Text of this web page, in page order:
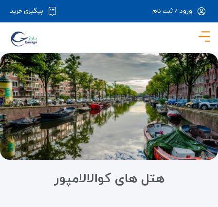
در حال حاضر ارتباط با سرور قطع می باشد لطفا
پیگیری خرید ورود / ثبت نام
هتل های کوالالامپور